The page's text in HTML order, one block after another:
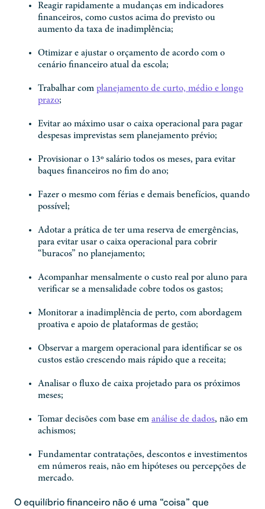
Reagir rapidamente a mudanças em indicadores
financeiros, como custos acima do previsto ou
aumento da taxa de inadimplência;
Otimizar e ajustar o orçamento de acordo com o
cenário financeiro atual da escola;
Trabalhar com planejamento de curto, médio e longo
prazo;
Evitar ao máximo usar o caixa operacional para pagar
despesas imprevistas sem planejamento prévio;
Provisionar o 13º salário todos os meses, para evitar
baques financeiros no fim do ano;
Fazer o mesmo com férias e demais benefícios, quando
possível;
Adotar a prática de ter uma reserva de emergências,
para evitar usar o caixa operacional para cobrir
“buracos” no planejamento;
Acompanhar mensalmente o custo real por aluno para
verificar se a mensalidade cobre todos os gastos;
Monitorar a inadimplência de perto, com abordagem
proativa e apoio de plataformas de gestão;
Observar a margem operacional para identificar se os
custos estão crescendo mais rápido que a receita;
Analisar o fluxo de caixa projetado para os próximos
meses;
Tomar decisões com base em análise de dados, não em
achismos;
Fundamentar contratações, descontos e investimentos
em números reais, não em hipóteses ou percepções de
mercado.
O equilíbrio financeiro não é uma “coisa” que